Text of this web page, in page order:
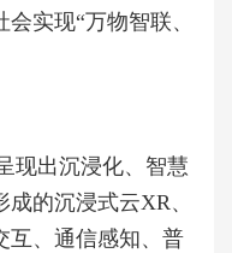
实现“万物智联、
现出沉浸化、智慧
的沉浸式云XR、
互、通信感知、普